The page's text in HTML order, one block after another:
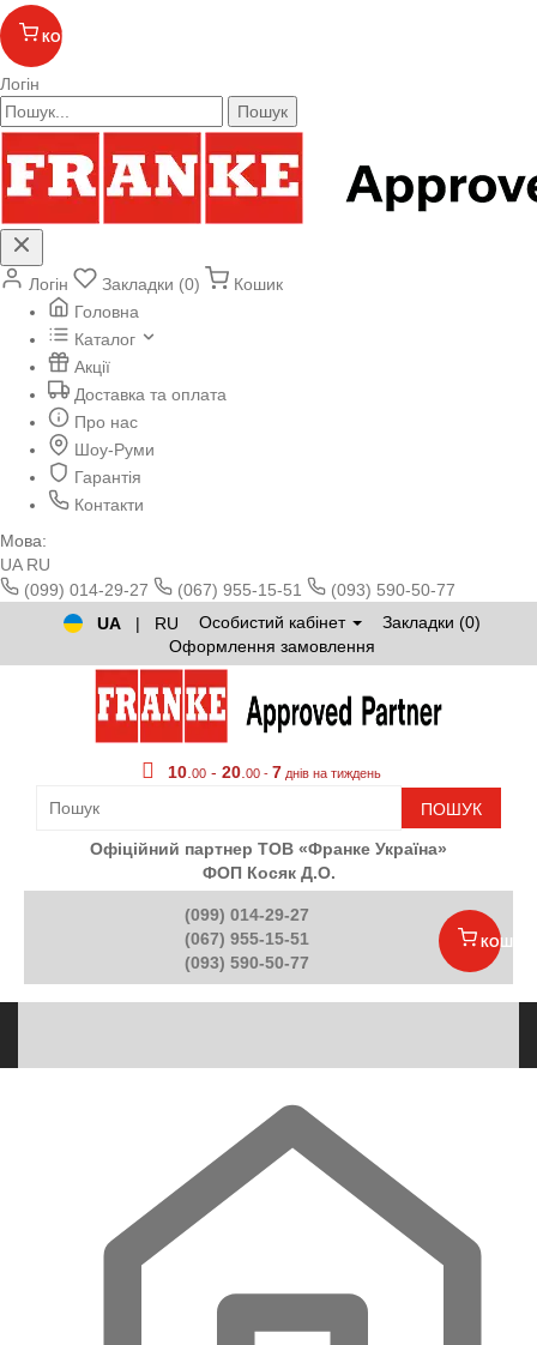
КОШИК
Логін
Пошук
Логін Закладки (0)
Кошик
Головна
Каталог
Акції
Доставка та оплата
Про нас
Шоу-Руми
Гарантія
Контакти
Мова:
UA RU
(099) 014-29-27
(067) 955-15-51
(093) 590-50-77
UA
| RU Особистий кабінет
Закладки (0)
Оформлення замовлення
10 00 - 20 00 - 7 днів на тиждень
ПОШУК
Офіційний партнер ТОВ «Франке Україна»
ФОП Косяк Д.О.
(099) 014-29-27
(067) 955-15-51
(093) 590-50-77
КОШИК